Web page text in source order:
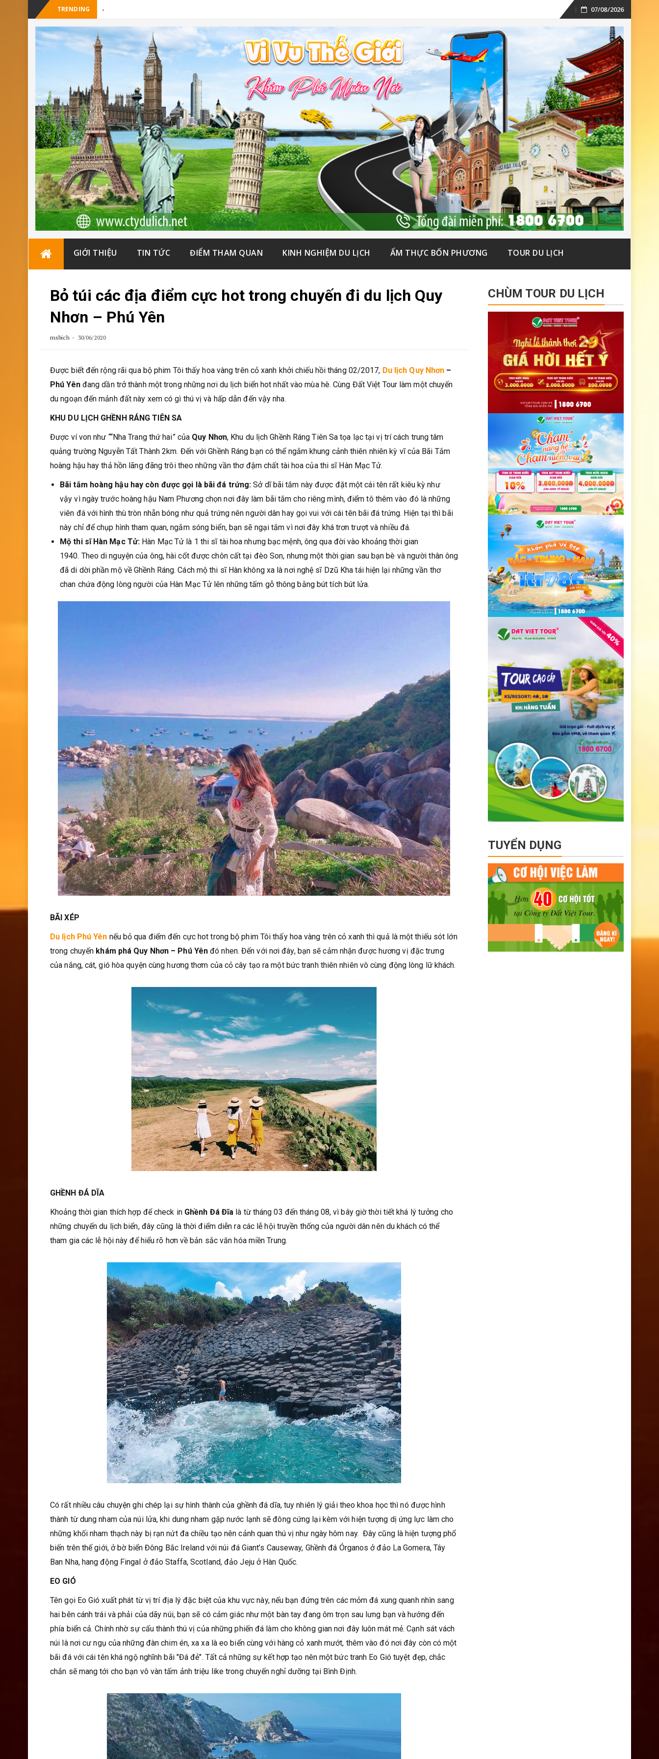
TRENDING Checklist quán cà phê đẹp dịp 2
Skip
content
07/08/2026
GIỚI THIỆU TIN TỨC ĐIỂM THAM QUAN KINH NGHIỆM DU LỊCH ẨM THỰC BỐN PHƯƠNG TOUR DU LỊCH
Bỏ túi các địa điểm cực hot trong chuyến đi du lịch Quy
Nhơn – Phú Yên
msbich 30/06/2020
Được biết đến rộng rãi qua bộ phim Tôi thấy hoa vàng trên cỏ xanh khởi chiếu hồi tháng 02/2017, Du lịch Quy Nhơn –
Phú Yênđang dần trở thành một trong những nơi du lịch biển hot nhất vào mùa hè. Cùng Đất Việt Tour làm một chuyến
du ngoạn đến mảnh đất này xem có gì thú vị và hấp dẫn đến vậy nha.
KHU DU LỊCH GHỀNH RÁNG TIÊN SA
Được ví von như ““Nha Trang thứ hai” của Quy Nhơn, Khu du lịch Ghềnh Ráng Tiên Sa tọa lạc tại vị trí cách trung tâm
quảng trường Nguyễn Tất Thành 2km. Đến với Ghềnh Ráng bạn có thể ngắm khung cảnh thiên nhiên kỳ vĩ của Bãi Tắm
hoàng hậu hay thả hồn lãng đãng trôi theo những vần thơ đậm chất tài hoa của thi sĩ Hàn Mạc Tử.
Bãi tắm hoàng hậu hay còn được gọi là bãi đá trứng: Sở dĩ bãi tắm này được đặt một cái tên rất kiêu kỳ như
vậy vì ngày trước hoàng hậu Nam Phương chọn nơi đây làm bãi tắm cho riêng mình, điểm tô thêm vào đó là những
viên đá với hình thù tròn nhẵn bóng như quả trứng nên người dân hay gọi vui với cái tên bãi đá trứng. Hiện tại thì bãi
này chỉ để chụp hình tham quan, ngắm sóng biển, bạn sẽ ngại tắm vì nơi đây khá trơn trượt và nhiều đá.
Mộ thi sĩ Hàn Mạc Tử: Hàn Mạc Tử là 1 thi sĩ tài hoa nhưng bạc mệnh, ông qua đời vào khoảng thời gian
1940. Theo di nguyện của ông, hài cốt được chôn cất tại đèo Son, nhưng một thời gian sau bạn bè và người thân ông
đã di dời phần mộ về Ghềnh Ráng. Cách mộ thi sĩ Hàn không xa là nơi nghệ sĩ Dzũ Kha tái hiện lại những vần thơ
chan chứa động lòng người của Hàn Mạc Tử lên những tấm gỗ thông bằng bút tích bút lửa.
BÃI XÉP
Du lịch Phú Yên nếu bỏ qua điểm đến cực hot trong bộ phim Tôi thấy hoa vàng trên cỏ xanh thì quả là một thiếu sót lớn
trong chuyến khám phá Quy Nhơn – Phú Yên đó nhen. Đến với nơi đây, bạn sẽ cảm nhận được hương vị đặc trưng
của nắng, cát, gió hòa quyện cùng hương thơm của cỏ cây tạo ra một bức tranh thiên nhiên vô cùng động lòng lữ khách.
GHỀNH ĐÁ DĨA
Khoảng thời gian thích hợp để check in Ghềnh Đá Đĩa là từ tháng 03 đến tháng 08, vì bây giờ thời tiết khá lý tưởng cho
những chuyến du lịch biển, đây cũng là thời điểm diễn ra các lễ hội truyền thống của người dân nên du khách có thể
tham gia các lễ hội này để hiểu rõ hơn về bản sắc văn hóa miền Trung.
Có rất nhiều câu chuyện ghi chép lại sự hình thành của ghềnh đá dĩa, tuy nhiên lý giải theo khoa học thì nó được hình
thành từ dung nham của núi lửa, khi dung nham gặp nước lạnh sẽ đông cứng lại kèm với hiện tượng dị ứng lực làm cho
những khối nham thạch này bị rạn nứt đa chiều tạo nên cảnh quan thú vị như ngày hôm nay. Đây cũng là hiện tượng phổ
biến trên thế giới, ở bờ biển Đông Bắc Ireland với núi đá Giant’s Causeway, Ghềnh đá Órganos ở đảo La Gomera, Tây
Ban Nha, hang động Fingal ở đảo Staffa, Scotland, đảo Jeju ở Hàn Quốc.
EO GIÓ
Tên gọi Eo Gió xuất phát từ vị trí địa lý đặc biệt của khu vực này, nếu bạn đứng trên các mỏm đá xung quanh nhìn sang
hai bên cánh trái và phải của dãy núi, bạn sẽ có cảm giác như một bàn tay đang ôm trọn sau lưng bạn và hướng đến
phía biển cả. Chính nhờ sự cấu thành thú vị của những phiến đá làm cho không gian nơi đây luôn mát mẻ. Cạnh sát vách
núi là nơi cư ngụ của những đàn chim én, xa xa là eo biển cùng với hàng cỏ xanh mướt, thêm vào đó nơi đây còn có một
bãi đá với cái tên khá ngộ nghĩnh bãi "Đá đẻ". Tất cả những sự kết hợp tạo nên một bức tranh Eo Gió tuyệt đẹp, chắc
chắn sẽ mang tới cho bạn vô vàn tấm ảnh triệu like trong chuyến nghỉ dưỡng tại Bình Định.
CHÙM TOUR DU LỊCH
TUYỂN DỤNG